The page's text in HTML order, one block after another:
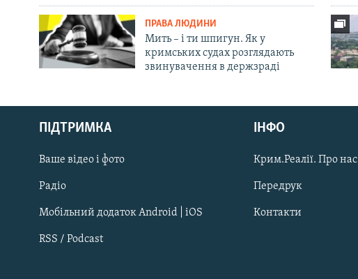
Русский
Qırımtatar
ДОЛУЧАЙСЯ!
ПРАВА ЛЮДИНИ
Мить – і ти шпигун. Як у
кримських судах розглядають
звинувачення в держзраді
ПІДТРИМКА
Ваше відео і фото
Радіо
Мобільний додаток Android | iOS
RSS / Podcast
ІНФО
Крим.Реалії. Про нас
Передрук
Контакти